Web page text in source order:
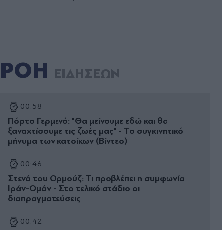
ΡΟΗ ΕΙΔΗΣΕΩΝ
00:58
Πόρτο Γερμενό: "Θα μείνουμε εδώ και θα
ξαναχτίσουμε τις ζωές μας" - Το συγκινητικό
μήνυμα των κατοίκων (Βίντεο)
00:46
Στενά του Ορμούζ: Τι προβλέπει η συμφωνία
Ιράν-Ομάν - Στο τελικό στάδιο οι
διαπραγματεύσεις
00:42